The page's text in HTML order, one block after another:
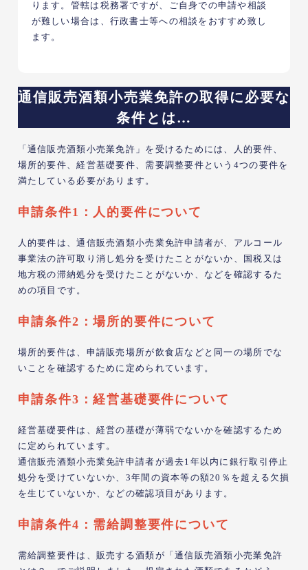
ります。管轄は税務署ですが、ご自身での申請や相談
が難しい場合は、行政書士等への相談をおすすめ致し
ます。
通信販売酒類小売業免許の取得に必要な
条件とは…
「通信販売酒類小売業免許」を受けるためには、人的要件、
場所的要件、経営基礎要件、需要調整要件という4つの要件を
満たしている必要があります。
申請条件1：人的要件について
人的要件は、通信販売酒類小売業免許申請者が、アルコール
事業法の許可取り消し処分を受けたことがないか、国税又は
地方税の滞納処分を受けたことがないか、などを確認するた
めの項目です。
申請条件2：場所的要件について
場所的要件は、申請販売場所が飲食店などと同一の場所でな
いことを確認するために定められています。
申請条件3：経営基礎要件について
経営基礎要件は、経営の基礎が薄弱でないかを確認するため
に定められています。
通信販売酒類小売業免許申請者が過去1年以内に銀行取引停止
処分を受けていないか、3年間の資本等の額20％を超える欠損
を生じていないか、などの確認項目があります。
申請条件4：需給調整要件について
需給調整要件は、販売する酒類が「通信販売酒類小売業免許